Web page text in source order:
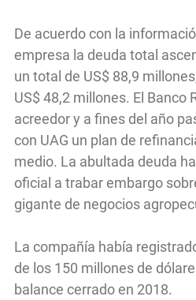
De acuerdo con la
empresa la deuda total
un total de US$ 88,9
US$ 48,2 millones. El Banco
acreedor y a fines del año
con UAG un plan de
medio. La abultada deuda
oficial a trabar embargo
gigante de negocios
La compañía había
de los 150 millones de
balance cerrado en 2018.